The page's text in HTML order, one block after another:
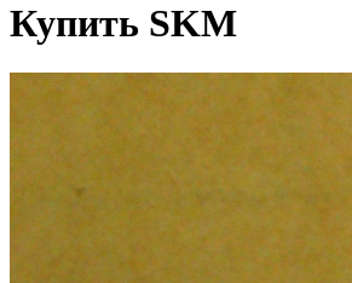
Купить SKM